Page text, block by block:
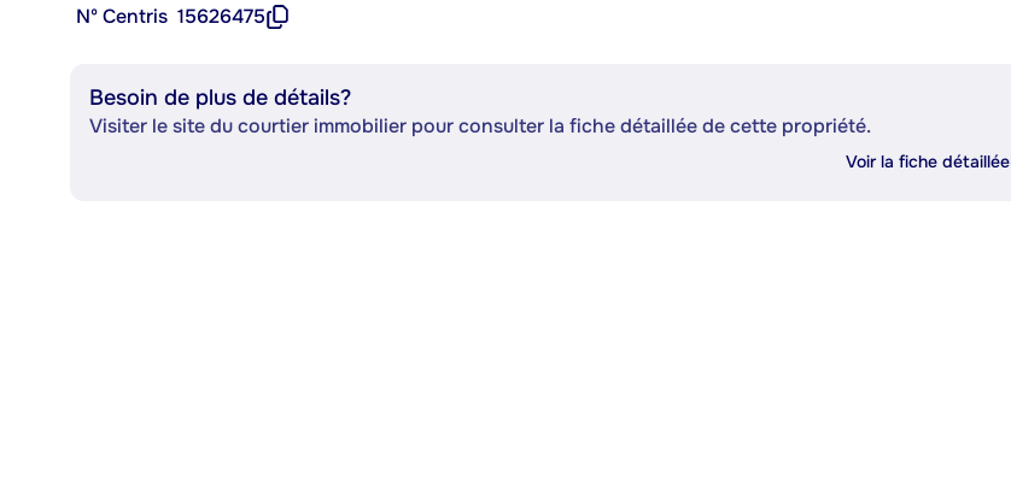
Nº Centris 15626475
Besoin de plus de détails?
Visiter le site du courtier immobilier pour consulter la fiche détaillée de cette propriété.
Voir la fiche détaillée